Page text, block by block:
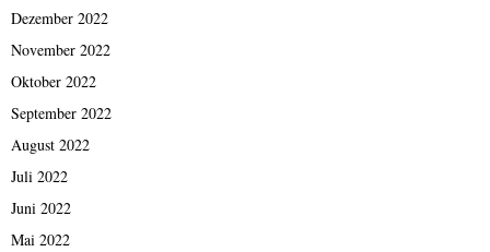
Dezember 2022
November 2022
Oktober 2022
September 2022
August 2022
Juli 2022
Juni 2022
Mai 2022